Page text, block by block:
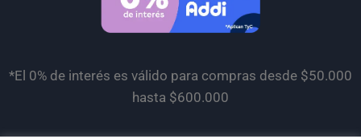
*El 0% de interés es válido para compras desde $50.000
hasta $600.000